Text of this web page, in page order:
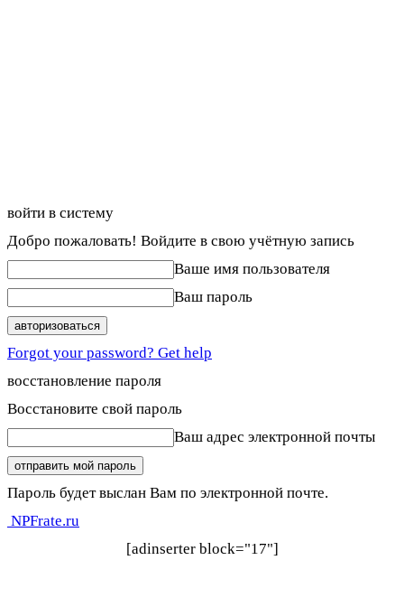
войти в систему
Добро пожаловать! Войдите в свою учётную запись
Ваше имя пользователя
Ваш пароль
Forgot your password? Get help
восстановление пароля
Восстановите свой пароль
Ваш адрес электронной почты
Пароль будет выслан Вам по электронной почте.
NPFrate.ru
[adinserter block="17"]